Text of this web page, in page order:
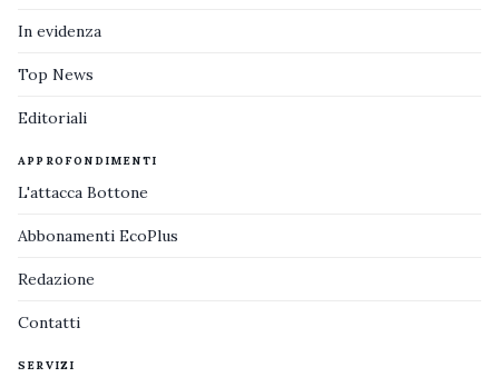
In evidenza
Top News
Editoriali
APPROFONDIMENTI
L'attacca Bottone
Abbonamenti EcoPlus
Redazione
Contatti
SERVIZI